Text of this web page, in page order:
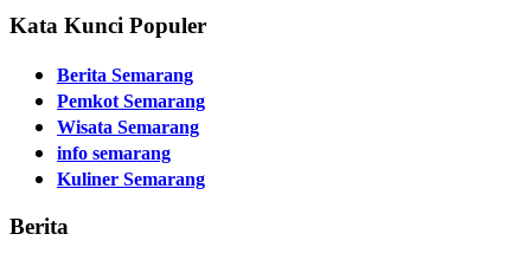
Kata Kunci Populer
Berita Semarang
Pemkot Semarang
Wisata Semarang
info semarang
Kuliner Semarang
Berita